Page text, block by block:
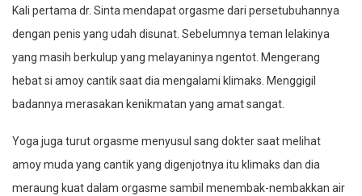
Kali pertama dr. Sinta mendapat orgasme dari persetubuhannya
dengan penis yang udah disunat. Sebelumnya teman lelakinya
yang masih berkulup yang melayaninya ngentot. Mengerang
hebat si amoy cantik saat dia mengalami klimaks. Menggigil
badannya merasakan kenikmatan yang amat sangat.
Yoga juga turut orgasme menyusul sang dokter saat melihat
amoy muda yang cantik yang digenjotnya itu klimaks dan dia
meraung kuat dalam orgasme sambil menembak-nembakkan air